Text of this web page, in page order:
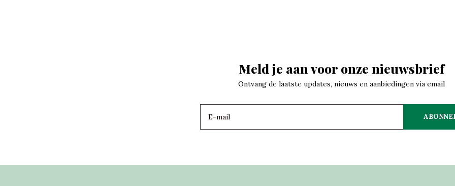
Meld je aan voor onze nieuwsbrief
Ontvang de laatste updates, nieuws en aanbiedingen via email